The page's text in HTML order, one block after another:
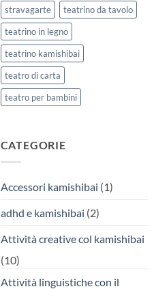
stravagarte
teatrino da tavolo
teatrino in legno
teatrino kamishibai
teatro di carta
teatro per bambini
CATEGORIE
Accessori kamishibai (1)
adhd e kamishibai (2)
Attività creative col kamishibai
(10)
Attività linguistiche con il